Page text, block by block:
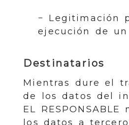
− Legitimación
ejecución de
Destinatarios
Mientras dure el
de los datos del
EL RESPONSABLE
los datos a